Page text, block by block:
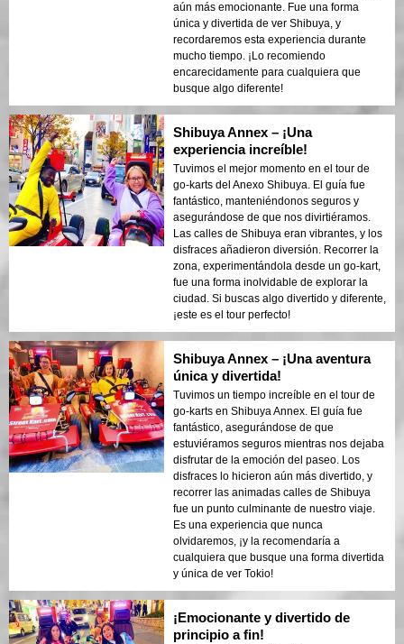
aún más emocionante. Fue una forma
única y divertida de ver Shibuya, y
recordaremos esta experiencia durante
mucho tiempo. ¡Lo recomiendo
encarecidamente para cualquiera que
busque algo diferente!
Shibuya Annex – ¡Una
experiencia increíble!
Tuvimos el mejor momento en el tour de
go-karts del Anexo Shibuya. El guía fue
fantástico, manteniéndonos seguros y
asegurándose de que nos divirtiéramos.
Las calles de Shibuya eran vibrantes, y los
disfraces añadieron diversión. Recorrer la
zona, experimentándola desde un go-kart,
fue una forma inolvidable de explorar la
ciudad. Si buscas algo divertido y diferente,
¡este es el tour perfecto!
Shibuya Annex – ¡Una aventura
única y divertida!
Tuvimos un tiempo increíble en el tour de
go-karts en Shibuya Annex. El guía fue
fantástico, asegurándose de que
estuviéramos seguros mientras nos dejaba
disfrutar de la emoción del paseo. Los
disfraces lo hicieron aún más divertido, y
recorrer las animadas calles de Shibuya
fue un punto culminante de nuestro viaje.
Es una experiencia que nunca
olvidaremos, ¡y la recomendaría a
cualquiera que busque una forma divertida
y única de ver Tokio!
¡Emocionante y divertido de
principio a fin!